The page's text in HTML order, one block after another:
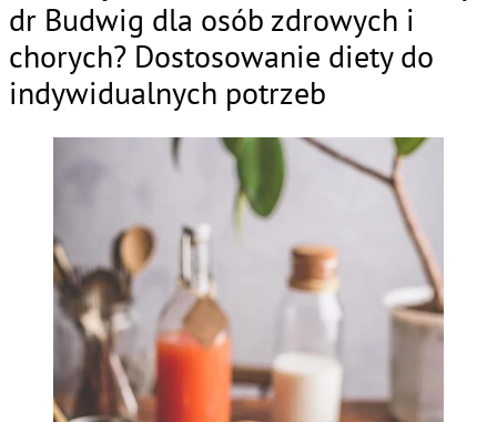
dr Budwig dla osób zdrowych i
chorych? Dostosowanie diety do
indywidualnych potrzeb